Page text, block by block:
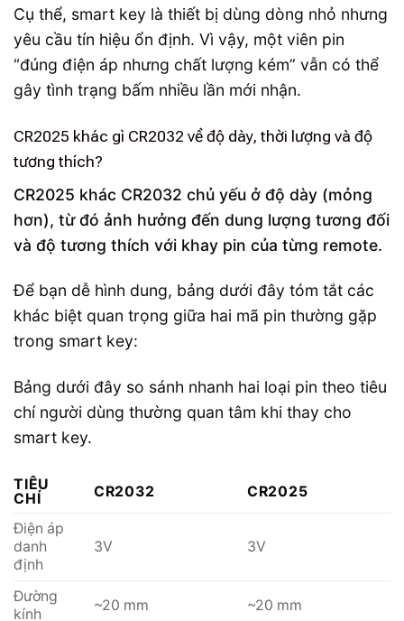
Cụ thể, smart key là thiết bị dùng dòng nhỏ nhưng
yêu cầu tín hiệu ổn định. Vì vậy, một viên pin
“đúng điện áp nhưng chất lượng kém” vẫn có thể
gây tình trạng bấm nhiều lần mới nhận.
CR2025 khác gì CR2032 về độ dày, thời lượng và độ
tương thích?
CR2025 khác CR2032 chủ yếu ở độ dày (mỏng
hơn), từ đó ảnh hưởng đến dung lượng tương đối
và độ tương thích với khay pin của từng remote.
Để bạn dễ hình dung, bảng dưới đây tóm tắt các
khác biệt quan trọng giữa hai mã pin thường gặp
trong smart key:
Bảng dưới đây so sánh nhanh hai loại pin theo tiêu
chí người dùng thường quan tâm khi thay cho
smart key.
TIÊU
CHÍ
CR2032 CR2025
Điện áp
danh
định
3V 3V
Đường
kính
~20 mm ~20 mm